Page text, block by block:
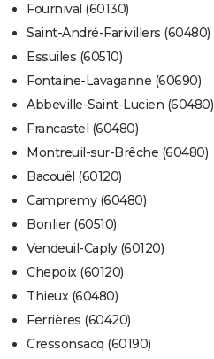
Fournival (60130)
Saint-André-Farivillers (60480)
Essuiles (60510)
Fontaine-Lavaganne (60690)
Abbeville-Saint-Lucien (60480)
Francastel (60480)
Montreuil-sur-Brêche (60480)
Bacouël (60120)
Campremy (60480)
Bonlier (60510)
Vendeuil-Caply (60120)
Chepoix (60120)
Thieux (60480)
Ferrières (60420)
Cressonsacq (60190)